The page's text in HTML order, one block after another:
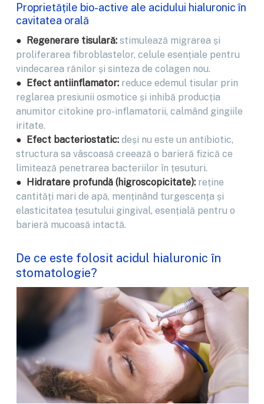
Proprietățile bio-active ale acidului hialuronic în
cavitatea orală
● Regenerare tisulară:stimulează migrarea și
proliferarea fibroblastelor, celule esențiale pentru
vindecarea rănilor și sinteza de colagen nou.
● Efect antiinflamator:reduce edemul tisular prin
reglarea presiunii osmotice și inhibă producția
anumitor citokine pro-inflamatorii, calmând gingiile
iritate.
● Efect bacteriostatic:deși nu este un antibiotic,
structura sa vâscoasă creează o barieră fizică ce
limitează penetrarea bacteriilor în țesuturi.
● Hidratare profundă (higroscopicitate):reține
cantități mari de apă, menținând turgescența și
elasticitatea țesutului gingival, esențială pentru o
barieră mucoasă intactă.
De ce este folosit acidul hialuronic în
stomatologie?